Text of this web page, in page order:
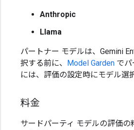
Anthropic
Llama
パートナー モデルは、Gemini
択する前に、 Model Garden で
には、評価の設定時にモデル選
料金
サードパーティ モデルの評価